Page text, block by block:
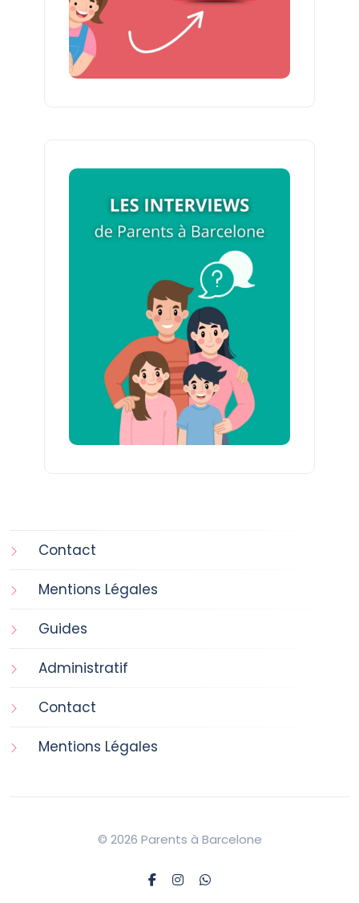
Contact
Mentions Légales
Guides
Administratif
Contact
Mentions Légales
© 2026 Parents à Barcelone